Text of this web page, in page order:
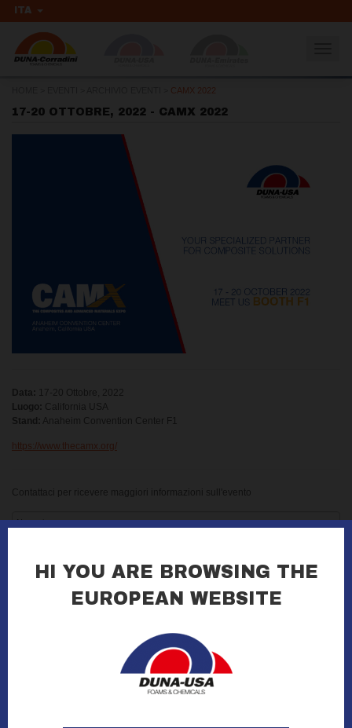
ITA
CAMX 2022
17-20 OTTOBRE, 2022 - CAMX 2022
Data:
17-20 Ottobre, 2022
Luogo:
California USA
Stand:
Anaheim Convention Center F1
https://www.thecamx.org/
Contattaci per ricevere maggiori informazioni sull'evento
HI YOU ARE BROWSING THE
EUROPEAN WEBSITE